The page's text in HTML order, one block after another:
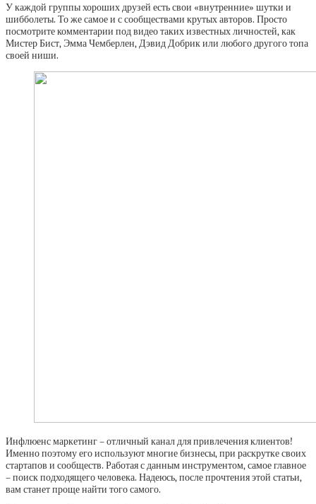
У каждой группы хороших друзей есть свои «внутренние» шутки и
шибболеты. То же самое и с сообществами крутых авторов. Просто
посмотрите комментарии под видео таких известных личностей, как
Мистер Бист, Эмма Чемберлен, Дэвид Добрик или любого другого топа
своей ниши.
Инфлюенс маркетинг – отличный канал для привлечения клиентов!
Именно поэтому его используют многие бизнесы, при раскрутке своих
стартапов и сообществ. Работая с данным инструментом, самое главное
– поиск подходящего человека. Надеюсь, после прочтения этой статьи,
вам станет проще найти того самого.